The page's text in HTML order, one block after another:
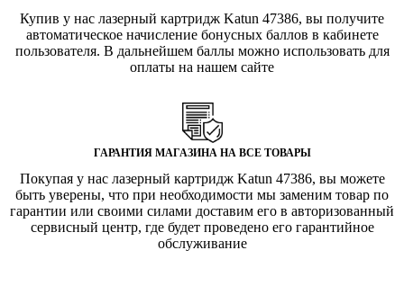
Купив у нас лазерный картридж Katun 47386, вы получите
автоматическое начисление бонусных баллов в кабинете
пользователя. В дальнейшем баллы можно использовать для
оплаты на нашем сайте
ГАРАНТИЯ МАГАЗИНА НА ВСЕ ТОВАРЫ
Покупая у нас лазерный картридж Katun 47386, вы можете
быть уверены, что при необходимости мы заменим товар по
гарантии или своими силами доставим его в авторизованный
сервисный центр, где будет проведено его гарантийное
обслуживание